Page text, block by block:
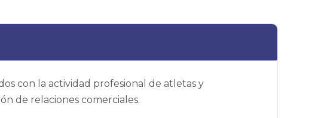
con la actividad profesional de atletas y
de relaciones comerciales.